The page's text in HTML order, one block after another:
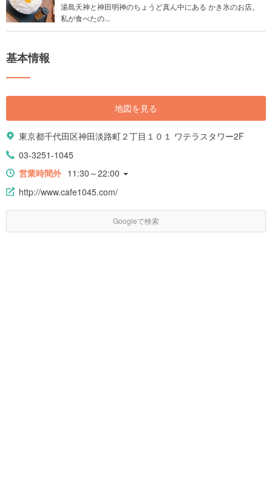
湯島天神と神田明神のちょうど真ん中にある かき氷のお店。
私が食べたの...
基本情報
地図を見る
東京都千代田区神田淡路町２丁目１０１ ワテラスタワー2F
03-3251-1045
営業時間外 11:30～22:00
http://www.cafe1045.com/
Googleで検索